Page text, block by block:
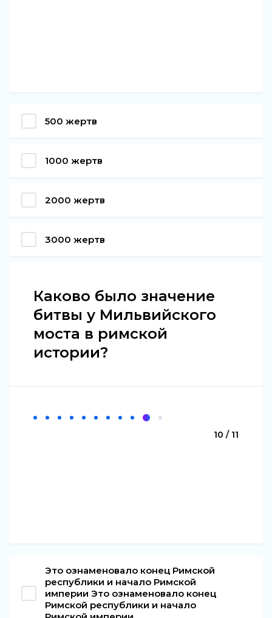
500 жертв
1000 жертв
2000 жертв
3000 жертв
Каково было значение
битвы у Мильвийского
моста в римской
истории?
10 / 11
Это ознаменовало конец Римской
республики и начало Римской
империи Это ознаменовало конец
Римской республики и начало